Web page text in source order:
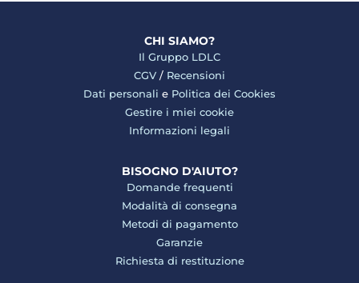
CHI SIAMO?
Il Gruppo LDLC
CGV / Recensioni
Dati personali e Politica dei Cookies
Gestire i miei cookie
Informazioni legali
BISOGNO D'AIUTO?
Domande frequenti
Modalità di consegna
Metodi di pagamento
Garanzie
Richiesta di restituzione